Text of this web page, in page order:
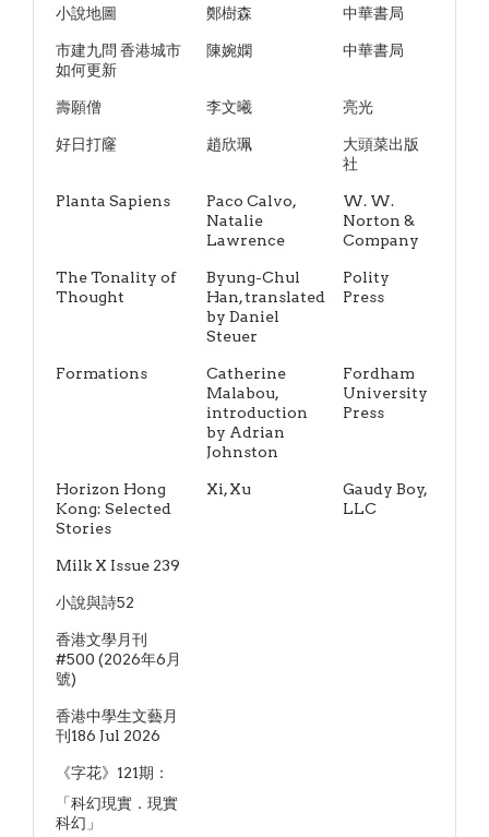
小說地圖 鄭樹森 中華書局
市建九問 香港城市
如何更新
陳婉嫻 中華書局
壽願僧 李文曦 亮光
好日打窿 趙欣珮
大頭菜出版
社
Planta Sapiens
Paco Calvo,
Natalie
Lawrence
W. W.
Norton &
Company
The Tonality of
Thought
Byung-Chul
Han, translated
by Daniel
Steuer
Polity
Press
Formations
Catherine
Malabou,
introduction
by Adrian
Johnston
Fordham
University
Press
Horizon Hong
Kong: Selected
Stories
Xi, Xu
Gaudy Boy,
LLC
Milk X Issue 239
小說與詩52
香港文學月刊
#500 (2026年6月
號)
香港中學生文藝月
刊186 Jul 2026
《字花》121期：
「科幻現實．現實
科幻」